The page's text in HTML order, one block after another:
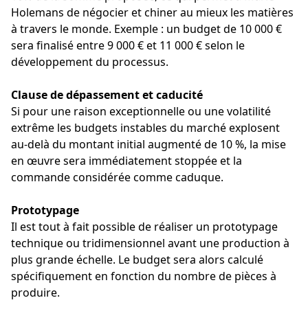
Holemans de négocier et chiner au mieux les matières
à travers le monde. Exemple : un budget de 10 000 €
sera finalisé entre 9 000 € et 11 000 € selon le
développement du processus.
Clause de dépassement et caducité
Si pour une raison exceptionnelle ou une volatilité
extrême les budgets instables du marché explosent
au-delà du montant initial augmenté de 10 %, la mise
en œuvre sera immédiatement stoppée et la
commande considérée comme caduque.
Prototypage
Il est tout à fait possible de réaliser un prototypage
technique ou tridimensionnel avant une production à
plus grande échelle. Le budget sera alors calculé
spécifiquement en fonction du nombre de pièces à
produire.